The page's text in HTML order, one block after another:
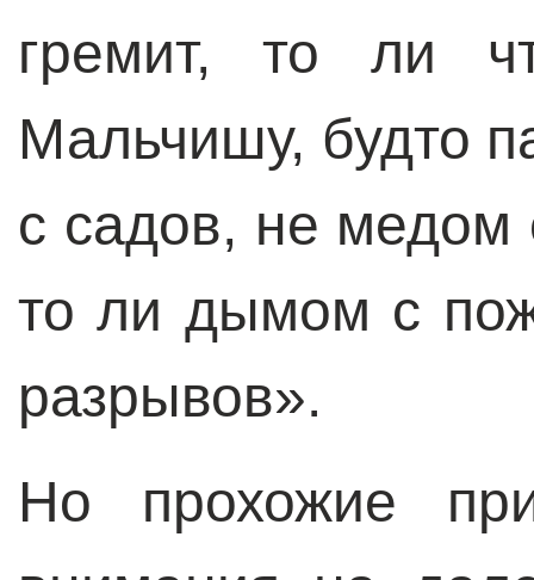
гремит, то ли
Мальчишу, будто
с садов, не медом
то ли дымом с
разрывов».
Но прохожие